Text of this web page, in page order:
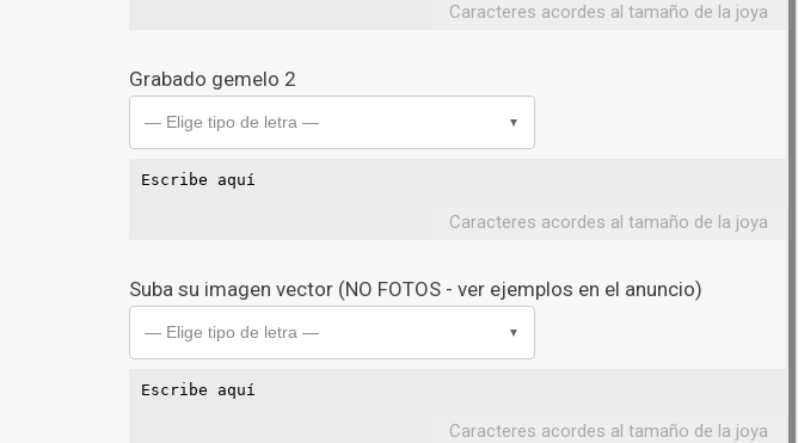
Caracteres acordes al tamaño de la joya
Grabado gemelo 2
— Elige tipo de letra — ▼
Caracteres acordes al tamaño de la joya
Suba su imagen vector (NO FOTOS - ver ejemplos en el anuncio)
— Elige tipo de letra — ▼
Caracteres acordes al tamaño de la joya